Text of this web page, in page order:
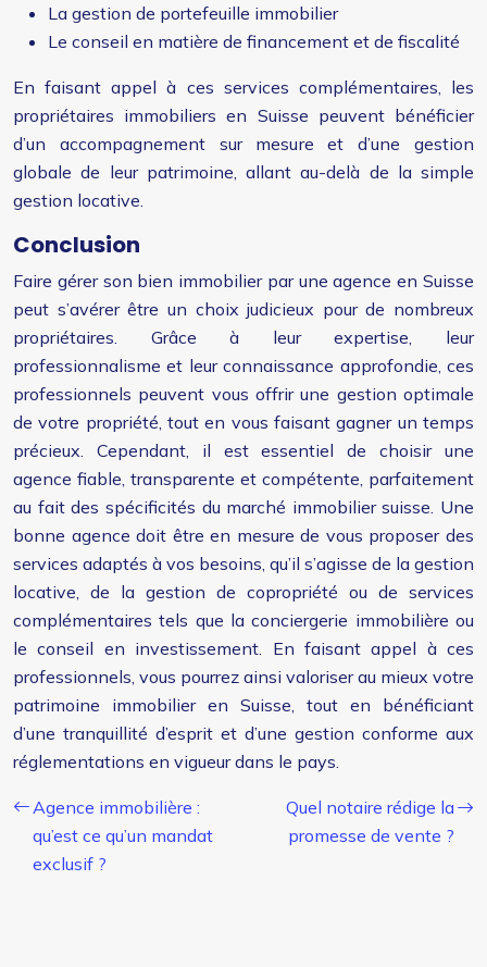
La gestion de portefeuille immobilier
Le conseil en matière de financement et de fiscalité
En faisant appel à ces services complémentaires, les
propriétaires immobiliers en Suisse peuvent bénéficier
d’un accompagnement sur mesure et d’une gestion
globale de leur patrimoine, allant au-delà de la simple
gestion locative.
Conclusion
Faire gérer son bien immobilier par une agence en Suisse
peut s’avérer être un choix judicieux pour de nombreux
propriétaires. Grâce à leur expertise, leur
professionnalisme et leur connaissance approfondie, ces
professionnels peuvent vous offrir une gestion optimale
de votre propriété, tout en vous faisant gagner un temps
précieux. Cependant, il est essentiel de choisir une
agence fiable, transparente et compétente, parfaitement
au fait des spécificités du marché immobilier suisse. Une
bonne agence doit être en mesure de vous proposer des
services adaptés à vos besoins, qu’il s’agisse de la gestion
locative, de la gestion de copropriété ou de services
complémentaires tels que la conciergerie immobilière ou
le conseil en investissement. En faisant appel à ces
professionnels, vous pourrez ainsi valoriser au mieux votre
patrimoine immobilier en Suisse, tout en bénéficiant
d’une tranquillité d’esprit et d’une gestion conforme aux
réglementations en vigueur dans le pays.
Agence immobilière :
qu’est ce qu’un mandat
exclusif ?
Quel notaire rédige la
promesse de vente ?